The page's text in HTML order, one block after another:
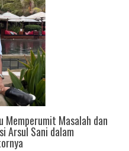
Memperumit Masalah dan
Arsul Sani dalam